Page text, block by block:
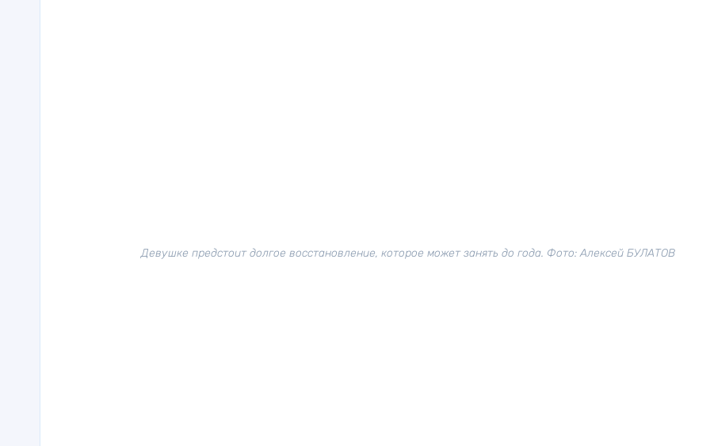
Девушке предстоит долгое восстановление, которое может занять до года. Фото: Алексей БУЛАТОВ